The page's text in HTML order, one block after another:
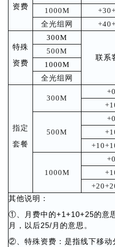
资费
1000M
全光组网
特殊
资费
300M
联系
500M
1000M
全光组网
指定
套餐
300M
+0
500M
+0
1000M
+0
其他说明：
①、月费中的+1+10+25的意
月，以后25/月的意思。
②、特殊资费：是指线下移动